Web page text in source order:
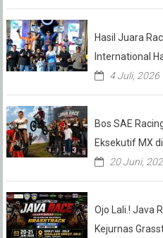
Hasil Juara
International
4 Juli, 2026
Bos SAE
Eksekutif MX
20 Juni,
Ojo Lali.! Java
Kejurnas